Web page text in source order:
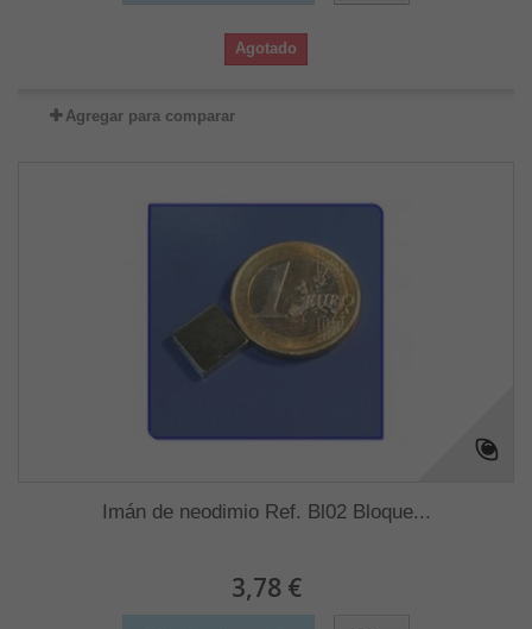
Agotado
Agregar para comparar
Imán de neodimio Ref. Bl02 Bloque...
3,78 €